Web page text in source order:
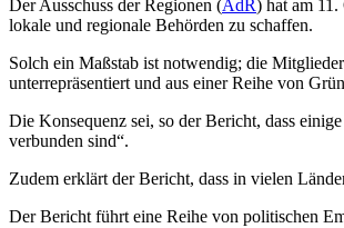
Der Ausschuss der Regionen (AdR) hat am
lokale und regionale Behörden zu schaffen.
Solch ein Maßstab ist notwendig; die
unterrepräsentiert und aus einer Reihe von
Die Konsequenz sei, so der Bericht, dass
verbunden sind“.
Zudem erklärt der Bericht, dass in vielen
Der Bericht führt eine Reihe von politischen